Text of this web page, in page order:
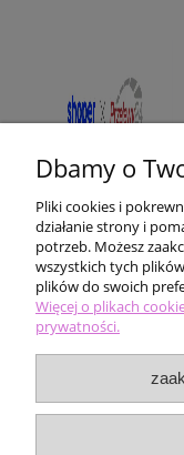
Dbamy o
Pliki cookies i
działanie strony i
potrzeb. Możesz
wszystkich tych
plików do swoich
Więcej o plikach
prywatności.